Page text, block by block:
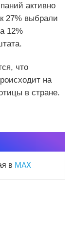
активно
27% выбрали
12%
что
на
в стране.
в MAX